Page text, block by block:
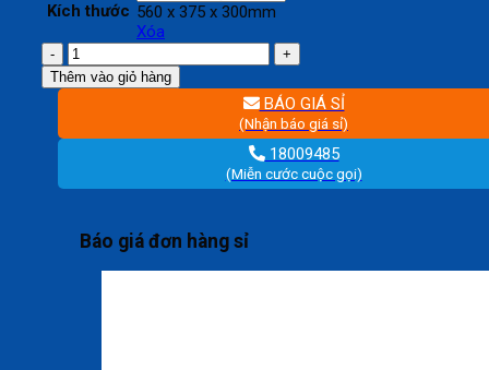
Kích thước 560 x 375 x 300mm
Xóa
Thùng
nhựa
rỗng
Thêm vào giỏ hàng
BÁO GIÁ SỈ
(Nhận báo giá sỉ)
18009485
(Miễn cước cuộc gọi)
Báo giá đơn hàng sỉ